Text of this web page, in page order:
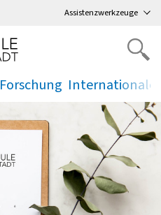
Assistenzwerkzeuge
Forschung
.